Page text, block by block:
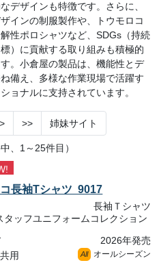
デザインも特徴です。さらに、
インの制服製作や、トウモロコ
性ポロシャツなど、SDGs（持続
）に貢献する取り組みも積極的
。小倉屋の製品は、機能性とデ
備え、多様な作業現場で活躍す
ョナルに支持されています。
> >> 姉妹サイト
中、1～25件目）
長袖Tシャツ 9017
長袖Ｔシャツ
タッフユニフォームコレクション
2026年発売
用
All オールシーズン